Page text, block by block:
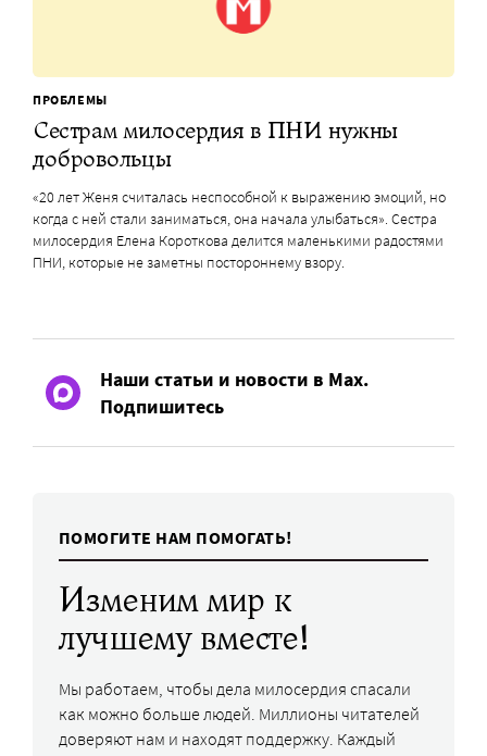
ПРОБЛЕМЫ
Сестрам милосердия в ПНИ нужны
добровольцы
«20 лет Женя считалась неспособной к выражению эмоций, но
когда с ней стали заниматься, она начала улыбаться». Сестра
милосердия Елена Короткова делится маленькими радостями
ПНИ, которые не заметны постороннему взору.
Наши статьи и новости в Max.
Подпишитесь
ПОМОГИТЕ НАМ ПОМОГАТЬ!
Изменим мир к
лучшему вместе!
Мы работаем, чтобы дела милосердия спасали
как можно больше людей. Миллионы читателей
доверяют нам и находят поддержку. Каждый